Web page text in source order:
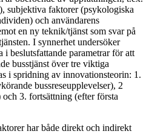
subjektiva faktorer (psykologiska
och användarens
en ny teknik/tjänst som svar på
I synnerhet undersöker
beslutsfattande parametrar för att
busstjänst över tre viktiga
i spridning av innovationsteorin: 1.
bussreseupplevelser), 2
3. fortsättning (efter första
har både direkt och indirekt